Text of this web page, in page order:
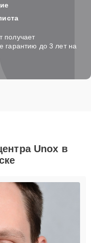
получает
гарантию до 3 лет на
Unox в